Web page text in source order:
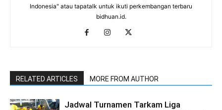
Indonesia" atau tapatalk untuk ikuti perkembangan terbaru
bidhuan.id.
RELATED ARTICLES MORE FROM AUTHOR
Jadwal Turnamen Tarkam Liga